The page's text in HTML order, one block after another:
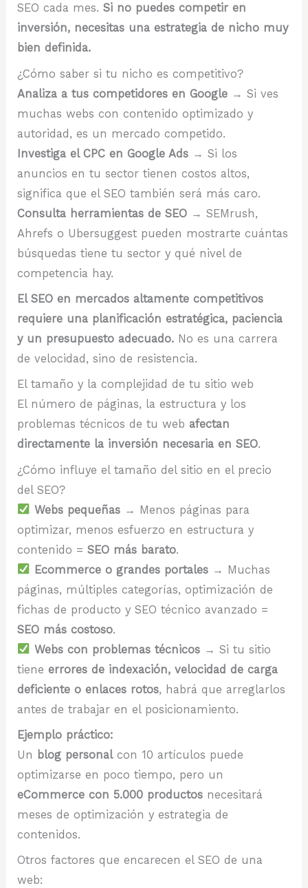
SEO cada mes.Si no puedes competir en
inversión, necesitas una estrategia de nicho muy
bien definida.
¿Cómo saber si tu nicho es competitivo?
Analiza a tus competidores en Google → Si ves
muchas webs con contenido optimizado y
autoridad, es un mercado competido.
Investiga el CPC en Google Ads → Si los
anuncios en tu sector tienen costos altos,
significa que el SEO también será más caro.
Consulta herramientas de SEO → SEMrush,
Ahrefs o Ubersuggest pueden mostrarte cuántas
búsquedas tiene tu sector y qué nivel de
competencia hay.
El SEO en mercados altamente competitivos
requiere una planificación estratégica, paciencia
y un presupuesto adecuado. No es una carrera
de velocidad, sino de resistencia.
El tamaño y la complejidad de tu sitio web
El número de páginas, la estructura y los
problemas técnicos de tu webafectan
directamente la inversión necesaria en SEO.
¿Cómo influye el tamaño del sitio en el precio
del SEO?
Webs pequeñas→ Menos páginas para
optimizar, menos esfuerzo en estructura y
contenido =SEO más barato.
Ecommerce o grandes portales→ Muchas
páginas, múltiples categorías, optimización de
fichas de producto y SEO técnico avanzado =
SEO más costoso.
Webs con problemas técnicos→ Si tu sitio
tieneerrores de indexación, velocidad de carga
deficiente o enlaces rotos, habrá que arreglarlos
antes de trabajar en el posicionamiento.
Ejemplo práctico:
Un blog personalcon 10 artículos puede
optimizarse en poco tiempo, pero un
eCommerce con 5.000 productos necesitará
meses de optimización y estrategia de
contenidos.
Otros factores que encarecen el SEO de una
web: